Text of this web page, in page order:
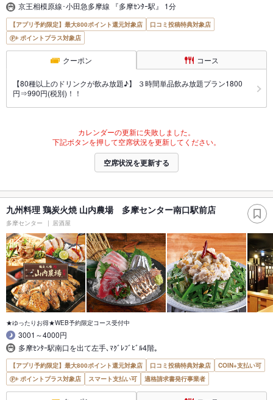
京王相模原線･小田急多摩線 『多摩ｾﾝﾀｰ駅』 1分
【アプリ予約限定】最大800ポイント還元対象店
口コミ投稿特典対象店
ポイントプラス対象店
クーポン コース
【80種以上のドリンクが飲み放題♪】 ３時間単品飲み放題プラン1800
円⇒990円(税別)！！
カレンダーの更新に失敗しました。
下記ボタンを押して空席状況を更新してください。
空席状況を更新する
九州料理 鶏炭火焼 山内農場 多摩センター南口駅前店
多摩センター 居酒屋
★ゆったりお得★WEB予約限定コース受付中
3001～4000円
多摩ｾﾝﾀｰ駅南口を出て左手､ﾏｸﾞﾚﾌﾞﾋﾞﾙ4階｡
【アプリ予約限定】最大800ポイント還元対象店 口コミ投稿特典対象店
COIN+支払い可
ポイントプラス対象店
スマート支払い可 適格請求書発行事業者